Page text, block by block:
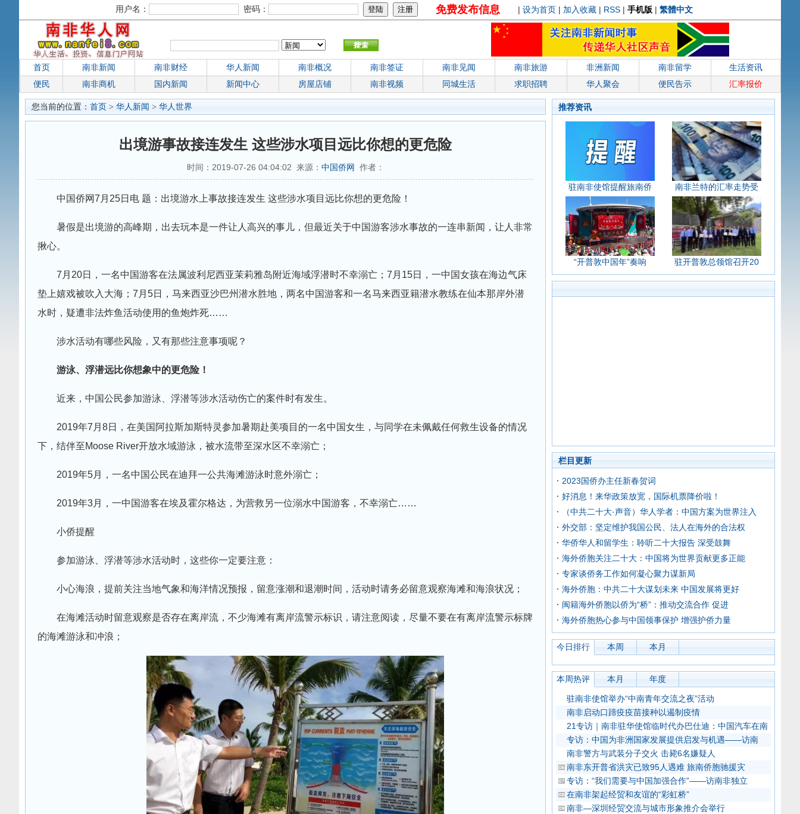
用户名： 密码： 免费发布信息 | 设为首页 | 加入收藏 | RSS | 手机版 | 繁體中文
首页 南非新闻 南非财经 华人新闻 南非概况 南非签证 南非见闻 南非旅游 非洲新闻 南非留学
生活资讯
便民
南非商机 国内新闻 新闻中心 房屋店铺 南非视频 同城生活 求职招聘 华人聚会 便民告示 汇率报价
您当前的位置： 首页 > 华人新闻 > 华人世界
出境游事故接连发生 这些涉水项目远比你想的更危险
时间：2019-07-26 04:04:02 来源： 中国侨网 作者：
中国侨网7月25日电 题：出境游水上事故接连发生 这些涉水项目远比你想的更危险！
暑假是出境游的高峰期，出去玩本是一件让人高兴的事儿，但最近关于中国游客涉水事故的一连串新闻，让人非常
揪心。
7月20日，一名中国游客在法属波利尼西亚茉莉雅岛附近海域浮潜时不幸溺亡；7月15日，一中国女孩在海边气床
垫上嬉戏被吹入大海；7月5日，马来西亚沙巴州潜水胜地，两名中国游客和一名马来西亚籍潜水教练在仙本那岸外潜
水时，疑遭非法炸鱼活动使用的鱼炮炸死……
涉水活动有哪些风险，又有那些注意事项呢？
游泳、浮潜远比你想象中的更危险！
近来，中国公民参加游泳、浮潜等涉水活动伤亡的案件时有发生。
2019年7月8日，在美国阿拉斯加斯特灵参加暑期赴美项目的一名中国女生，与同学在未佩戴任何救生设备的情况
下，结伴至Moose River开放水域游泳，被水流带至深水区不幸溺亡；
2019年5月，一名中国公民在迪拜一公共海滩游泳时意外溺亡；
2019年3月，一中国游客在埃及霍尔格达，为营救另一位溺水中国游客，不幸溺亡……
小侨提醒
参加游泳、浮潜等涉水活动时，这些你一定要注意：
小心海浪，提前关注当地气象和海洋情况预报，留意涨潮和退潮时间，活动时请务必留意观察海滩和海浪状况；
在海滩活动时留意观察是否存在离岸流，不少海滩有离岸流警示标识，请注意阅读，尽量不要在有离岸流警示标牌
的海滩游泳和冲浪；
推荐资讯
驻南非使馆提醒旅南侨 南非兰特的汇率走势受
“开普敦中国年”奏响 驻开普敦总领馆召开20
栏目更新
2023国侨办主任新春贺词
好消息！来华政策放宽，国际机票降价啦！
（中共二十大·声音）华人学者：中国方案为世界注入
外交部：坚定维护我国公民、法人在海外的合法权
华侨华人和留学生：聆听二十大报告 深受鼓舞
海外侨胞关注二十大：中国将为世界贡献更多正能
专家谈侨务工作如何凝心聚力谋新局
海外侨胞：中共二十大谋划未来 中国发展将更好
闽籍海外侨胞以侨为“桥”：推动交流合作 促进
海外侨胞热心参与中国领事保护 增强护侨力量
今日排行 本周 本月
本周热评 本月 年度
驻南非使馆举办“中南青年交流之夜”活动
南非启动口蹄疫疫苗接种以遏制疫情
21专访｜南非驻华使馆临时代办巴仕迪：中国汽车在南
专访：中国为非洲国家发展提供启发与机遇——访南
南非警方与武装分子交火 击毙6名嫌疑人
南非东开普省洪灾已致95人遇难 旅南侨胞驰援灾
专访：“我们需要与中国加强合作”——访南非独立
在南非架起经贸和友谊的“彩虹桥”
南非—深圳经贸交流与城市形象推介会举行